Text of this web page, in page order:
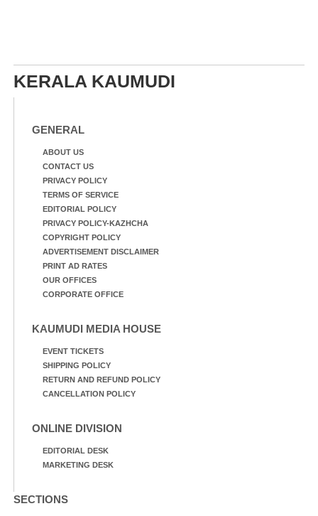
KERALA KAUMUDI
GENERAL
ABOUT US
CONTACT US
PRIVACY POLICY
TERMS OF SERVICE
EDITORIAL POLICY
PRIVACY POLICY-KAZHCHA
COPYRIGHT POLICY
ADVERTISEMENT DISCLAIMER
PRINT AD RATES
OUR OFFICES
CORPORATE OFFICE
KAUMUDI MEDIA HOUSE
EVENT TICKETS
SHIPPING POLICY
RETURN AND REFUND POLICY
CANCELLATION POLICY
ONLINE DIVISION
EDITORIAL DESK
MARKETING DESK
SECTIONS